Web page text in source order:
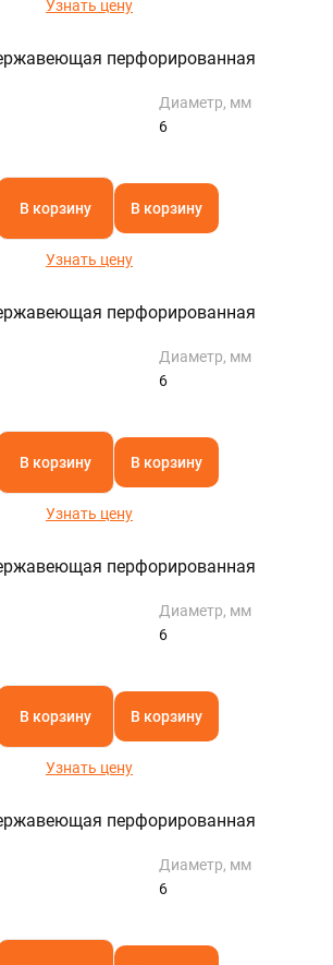
Узнать цену
перфорированная
Диаметр, мм
6
В корзину В корзину
Узнать цену
перфорированная
Диаметр, мм
6
В корзину В корзину
Узнать цену
перфорированная
Диаметр, мм
6
В корзину В корзину
Узнать цену
перфорированная
Диаметр, мм
6